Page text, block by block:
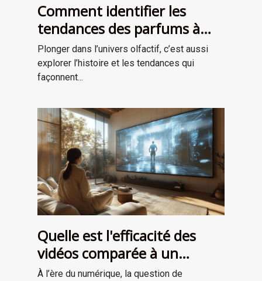
Comment identifier les
tendances des parfums à
travers les époques ?
Plonger dans l’univers olfactif, c’est aussi
explorer l’histoire et les tendances qui
façonnent...
Quelle est l'efficacité des
vidéos comparée à un
entraînement en personne ?
À l’ère du numérique, la question de